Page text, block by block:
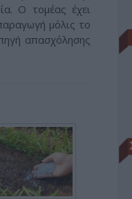
Ο τομέας έχει
μόλις το
απασχόλησης